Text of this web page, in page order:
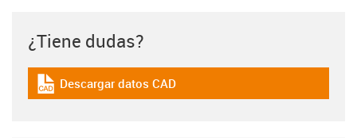
¿Tiene dudas?
igus-icon-cad-dateien
Descargar datos CAD